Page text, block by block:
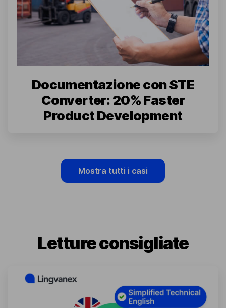
Documentazione con STE
Converter: 20% Faster
Product Development
Mostra tutti i casi
Letture consigliate